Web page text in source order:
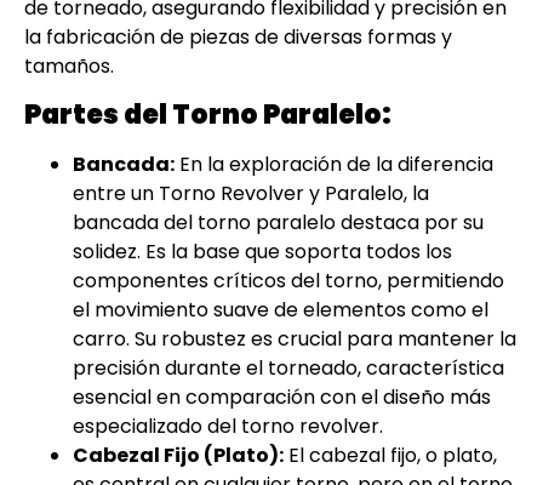
de torneado, asegurando flexibilidad y precisión en
la fabricación de piezas de diversas formas y
tamaños.
Partes del Torno Paralelo:
Bancada: En la exploración de la diferencia
entre un Torno Revolver y Paralelo, la
bancada del torno paralelo destaca por su
solidez. Es la base que soporta todos los
componentes críticos del torno, permitiendo
el movimiento suave de elementos como el
carro. Su robustez es crucial para mantener la
precisión durante el torneado, característica
esencial en comparación con el diseño más
especializado del torno revolver.
Cabezal Fijo (Plato): El cabezal fijo, o plato,